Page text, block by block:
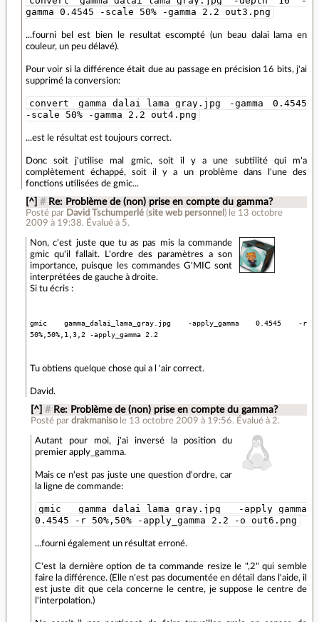
gamma 0.4545 -scale 50% -gamma 2.2 out3.png
...fourni bel est bien le resultat escompté (un beau dalai lama en
couleur, un peu délavé).
Pour voir si la différence était due au passage en précision 16 bits, j'ai
supprimé la conversion:
convert gamma_dalai_lama_gray.jpg -gamma 0.4545
-scale 50% -gamma 2.2 out4.png
...est le résultat est toujours correct.
Donc soit j'utilise mal gmic, soit il y a une subtilité qui m'a
complètement échappé, soit il y a un problème dans l'une des
fonctions utilisées de gmic...
[^] # Re: Problème de (non) prise en compte du gamma?
Posté par David Tschumperlé (site web personnel ) le 13 octobre
2009 à 19:38. Évalué à 5.
Non, c'est juste que tu as pas mis la commande
gmic qu'il fallait. L'ordre des paramètres a son
importance, puisque les commandes G'MIC sont
interprétées de gauche à droite.
Si tu écris :
gmic gamma_dalai_lama_gray.jpg -apply_gamma 0.4545 -r
50%,50%,1,3,2 -apply_gamma 2.2
Tu obtiens quelque chose qui a l 'air correct.
David.
[^] # Re: Problème de (non) prise en compte du gamma?
Posté par drakmaniso le 13 octobre 2009 à 19:56. Évalué à 2.
Autant pour moi, j'ai inversé la position du
premier apply_gamma.
Mais ce n'est pas juste une question d'ordre, car
la ligne de commande:
gmic gamma_dalai_lama_gray.jpg -apply_gamma
0.4545 -r 50%,50% -apply_gamma 2.2 -o out6.png
...fourni également un résultat erroné.
C'est la dernière option de ta commande resize le ",2" qui semble
faire la différence. (Elle n'est pas documentée en détail dans l'aide, il
est juste dit que cela concerne le centre, je suppose le centre de
l'interpolation.)